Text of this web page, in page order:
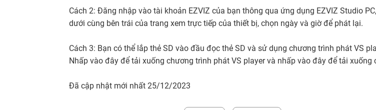
Cách 2: Đăng nhập vào tài khoản EZVIZ của bạn thông qua ứng dụng EZVIZ Studio
dưới cùng bên trái của trang xem trực tiếp của thiết bị, chọn ngày và giờ để phát lại.
Cách 3: Bạn có thể lắp thẻ SD vào đầu đọc thẻ SD và sử dụng chương trình phát VS
Nhấp vàođây để tải xuống chương trình phát VS player và nhấp vàođây để tải xuống
Đã cập nhật mới nhất 25/12/2023